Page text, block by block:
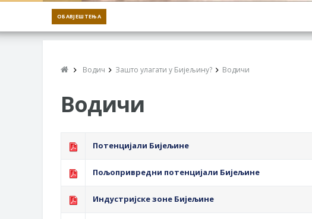
ОБАВЈЕШТЕЊА
Водич Зашто улагати у Бијељину? Водичи
Водичи
Потенцијали Бијељине
Пољопривредни потенцијали Бијељине
Индустријске зоне Бијељине